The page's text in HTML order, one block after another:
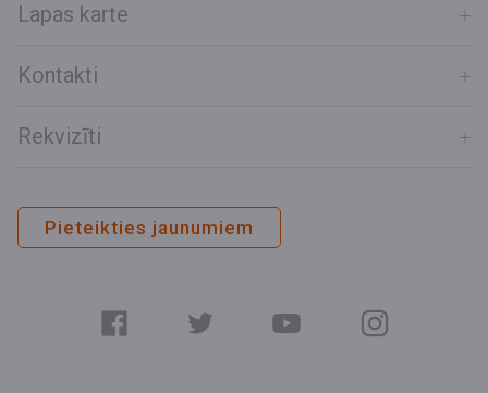
Lapas karte
Kontakti
Rekvizīti
Pieteikties jaunumiem